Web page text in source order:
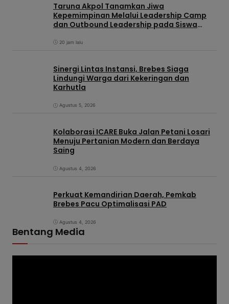
Taruna Akpol Tanamkan Jiwa
Kepemimpinan Melalui Leadership Camp
dan Outbound Leadership pada Siswa
20 jam lalu
Sinergi Lintas Instansi, Brebes Siaga
Lindungi Warga dari Kekeringan dan
Karhutla
Agustus 5, 2026
Kolaborasi ICARE Buka Jalan Petani Losari
Menuju Pertanian Modern dan Berdaya
Saing
Agustus 4, 2026
Perkuat Kemandirian Daerah, Pemkab
Brebes Pacu Optimalisasi PAD
Agustus 4, 2026
Bentang Media